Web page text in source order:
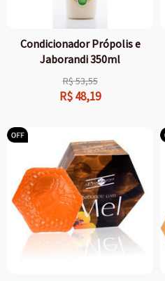
Condicionador Própolis e
Jaborandi 350ml
R$53,55
R$48,19